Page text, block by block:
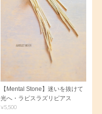
【Mental Stone】迷いを抜けて
光へ・ラピスラズリピアス
¥5,500